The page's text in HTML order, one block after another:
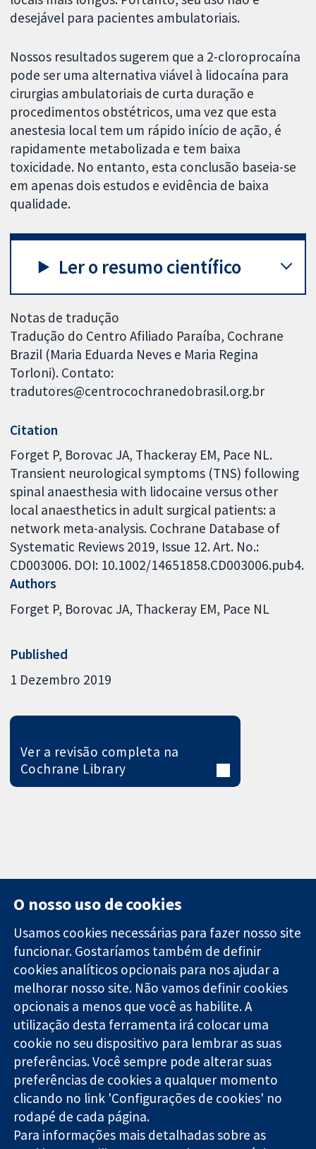
desejável para pacientes ambulatoriais.
Nossos resultados sugerem que a 2-cloroprocaína
pode ser uma alternativa viável à lidocaína para
cirurgias ambulatoriais de curta duração e
procedimentos obstétricos, uma vez que esta
anestesia local tem um rápido início de ação, é
rapidamente metabolizada e tem baixa
toxicidade. No entanto, esta conclusão baseia-se
em apenas dois estudos e evidência de baixa
qualidade.
Ler o resumo científico
Notas de tradução
Tradução do Centro Afiliado Paraíba, Cochrane
Brazil (Maria Eduarda Neves e Maria Regina
Torloni). Contato:
tradutores@centrocochranedobrasil.org.br
Citation
Forget P, Borovac JA, Thackeray EM, Pace NL.
Transient neurological symptoms (TNS) following
spinal anaesthesia with lidocaine versus other
local anaesthetics in adult surgical patients: a
network meta-analysis. Cochrane Database of
Systematic Reviews 2019, Issue 12. Art. No.:
CD003006. DOI: 10.1002/14651858.CD003006.pub4.
Authors
Forget P Borovac JA Thackeray EM Pace NL
Published
1 Dezembro 2019
Ver a revisão completa na
Cochrane Library
Evidências
confiáveis.
Decisões
informadas.
Melhor saúde.
11-13 Cavendish
Square
Londres
W1G 0AN
Reino Unido
Contato
Notícias
Assessoria de
imprensa
Sobre nós
Cochrane
Library
A Cochrane Collaboration é uma organização sem fins lucrativos
(caridade nº 1045921) e uma empresa limitada por garantia (nº
O nosso uso de cookies
Usamos cookies necessárias para fazer nosso site
funcionar. Gostaríamos também de definir
cookies analíticos opcionais para nos ajudar a
melhorar nosso site. Não vamos definir cookies
opcionais a menos que você as habilite. A
utilização desta ferramenta irá colocar uma
cookie no seu dispositivo para lembrar as suas
preferências. Você sempre pode alterar suas
preferências de cookies a qualquer momento
clicando no link 'Configurações de cookies' no
rodapé de cada página.
Para informações mais detalhadas sobre as